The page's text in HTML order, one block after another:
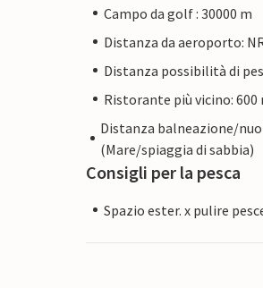
Campo da golf : 30000 m
Distanza da aeroporto:
Distanza possibilità di
Ristorante più vicino: 600
Distanza balneazione/
(Mare/spiaggia di sabbia)
Consigli per la pesca
Spazio ester. x pulire